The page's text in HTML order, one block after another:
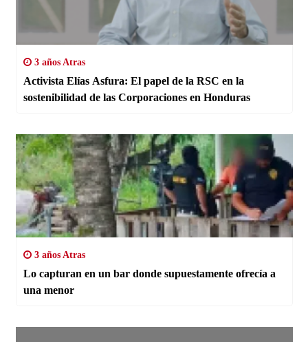
3 años Atras
Activista Elías Asfura: El papel de la RSC en la
sostenibilidad de las Corporaciones en Honduras
3 años Atras
Lo capturan en un bar donde supuestamente ofrecía a
una menor